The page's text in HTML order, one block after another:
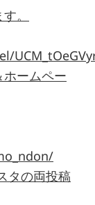
。
ームペー
タの両投稿